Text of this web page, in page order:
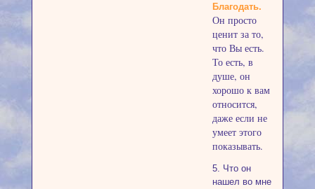
Благодать.
Он просто
ценит за то,
что Вы есть.
То есть, в
душе, он
хорошо к вам
относится,
даже если не
умеет этого
показывать.
5. Что он
нашел во мне